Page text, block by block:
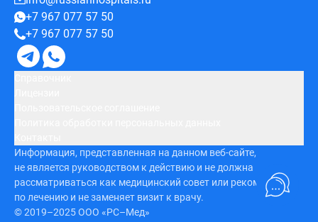
+7 967 077 57 50
+7 967 077 57 50
Информация, представленная на данном веб-сайте,
не является руководством к действию и не должна
рассматриваться как медицинский совет или рекомендация
по лечению и не заменяет визит к врачу.
© 2019–2025 ООО «РС–Мед»